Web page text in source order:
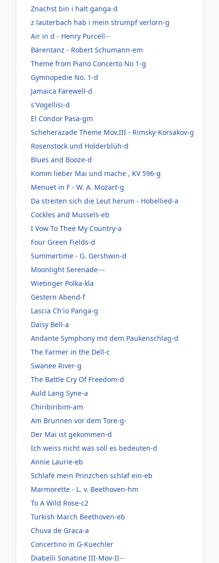
Znachst bin i halt ganga-d
z lauterbach hab i mein strumpf verlorn-g
Air in d - Henry Purcell--
Bärentanz - Robert Schumann-em
Theme from Piano Concerto No 1-g
Gymnopedie No. 1-d
Jamaica Farewell-d
s'Vogellisi-d
El Condor Pasa-gm
Scheherazade Theme Mov.III - Rimsky-Korsakov-g
Rosenstock und Holderblüh-d
Blues and Booze-d
Komm lieber Mai und mache , KV 596-g
Menuet in F - W. A. Mozart-g
Da streiten sich die Leut herum - Hobellied-a
Cockles and Mussels-eb
I Vow To Thee My Country-a
Four Green Fields-d
Summertime - G. Gershwin-d
Moonlight Serenade---
Wietinger Polka-kla
Gestern Abend-f
Lascia Ch'io Panga-g
Daisy Bell-a
Andante Symphony mit dem Paukenschlag-d
The Farmer in the Dell-c
Swanee River-g
The Battle Cry Of Freedom-d
Auld Lang Syne-a
Chiribiribim-am
Am Brunnen vor dem Tore-g-
Der Mai ist gekommen-d
Ich weiss nicht was soll es bedeuten-d
Annie Laurie-eb
Schlafe mein Prinzchen schlaf ein-eb
Marmorette - L. v. Beethoven-hm
To A Wild Rose-c2
Turkish March Beethoven-eb
Chuva de Graca-a
Concertino in G-Kuechler
Diabelli Sonatine III-Mov-II--